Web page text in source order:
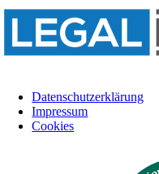
Datenschutzerklärung
Impressum
Cookies